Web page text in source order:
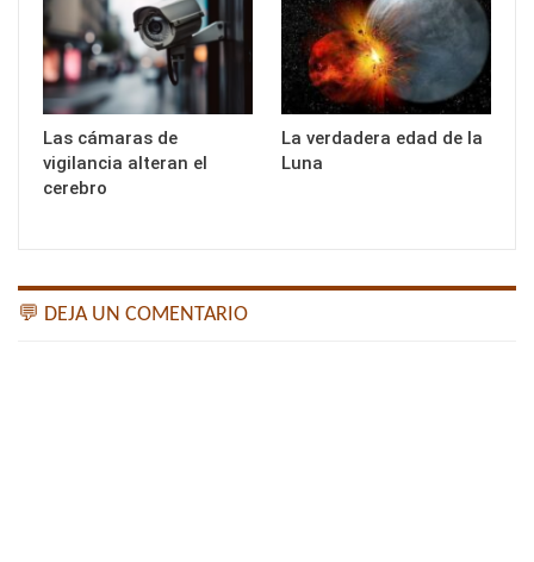
Las cámaras de
vigilancia alteran el
cerebro
La verdadera edad de la
Luna
💬 DEJA UN COMENTARIO